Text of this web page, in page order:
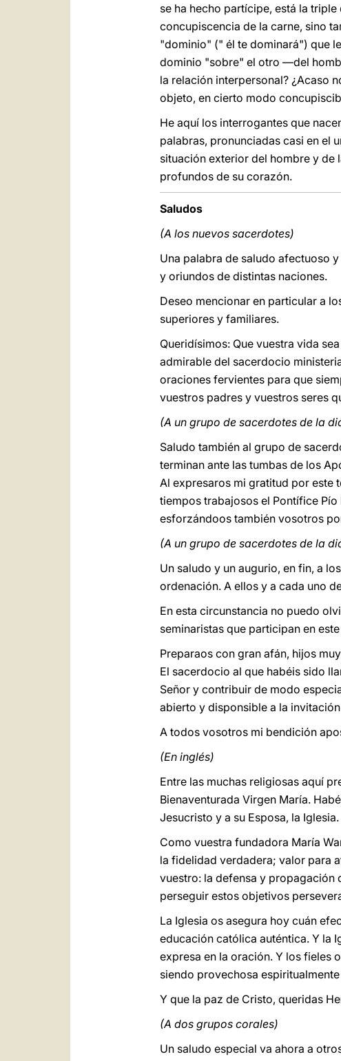
se ha hecho partícipe, está la
concupiscencia de la carne, sino
"dominio" (" él te dominará") que
dominio "sobre" el otro —del
la relación interpersonal? ¿Acaso
objeto, en cierto modo
He aquí los interrogantes que
palabras, pronunciadas casi en el
situación exterior del hombre y de
profundos de su corazón.
Saludos
(A los nuevos sacerdotes)
Una palabra de saludo afectuoso
y oriundos de distintas naciones.
Deseo mencionar en particular a
superiores y familiares.
Queridísimos: Que vuestra vida
admirable del sacerdocio
oraciones fervientes para que
vuestros padres y vuestros seres
(A un grupo de sacerdotes de la
Saludo también al grupo de
terminan ante las tumbas de los
Al expresaros mi gratitud por este
tiempos trabajosos el Pontífice
esforzándoos también vosotros
(A un grupo de sacerdotes de la
Un saludo y un augurio, en fin, a
ordenación. A ellos y a cada uno
En esta circunstancia no puedo
seminaristas que participan en
Preparaos con gran afán, hijos
El sacerdocio al que habéis sido
Señor y contribuir de modo
abierto y disponsible a la
A todos vosotros mi bendición
(En inglés)
Entre las muchas religiosas aquí
Bienaventurada Virgen María.
Jesucristo y a su Esposa, la Iglesia.
Como vuestra fundadora María
la fidelidad verdadera; valor para
vuestro: la defensa y propagación
perseguir estos objetivos
La Iglesia os asegura hoy cuán
educación católica auténtica. Y la
expresa en la oración. Y los fieles
siendo provechosa
Y que la paz de Cristo, queridas
(A dos grupos corales)
Un saludo especial va ahora a